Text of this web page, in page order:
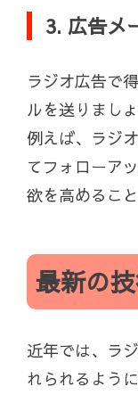
3. 広告メ
ラジオ広告で
ルを送りましょ
例えば、ラジ
てフォローア
欲を高めるこ
最新の
近年では、ラ
れられるよう